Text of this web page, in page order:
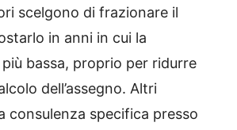
scelgono di frazionare il
in anni in cui la
bassa, proprio per ridurre
dell’assegno. Altri
consulenza specifica presso